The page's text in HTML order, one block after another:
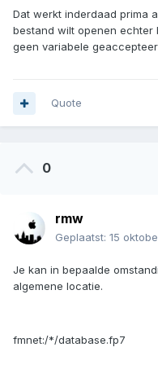
Dat werkt inderdaad prima
bestand wilt openen
geen variabele
Quote
0
rmw
Geplaatst: 15
Je kan in bepaalde
algemene locatie.
fmnet:/*/database.fp7